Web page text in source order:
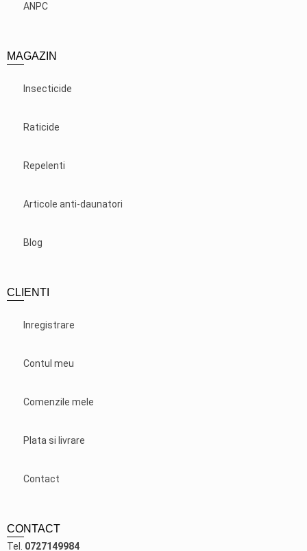
ANPC
MAGAZIN
Insecticide
Raticide
Repelenti
Articole anti-daunatori
Blog
CLIENTI
Inregistrare
Contul meu
Comenzile mele
Plata si livrare
Contact
CONTACT
Tel. 0727149984